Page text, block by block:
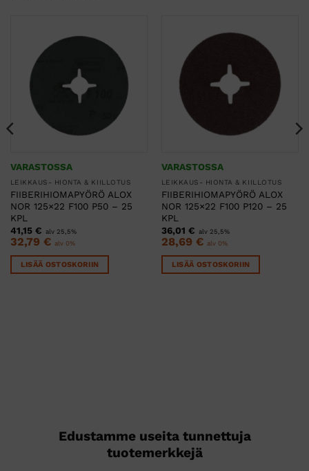
VARASTOSSA
LEIKKAUS- HIONTA & KIILLOTUS
FIIBERIHIOMAPYÖRÖ ALOX
NOR 125×22 F100 P50 – 25
KPL
41,15 € alv 25,5%
32,79 € alv 0%
LISÄÄ OSTOSKORIIN
VARASTOSSA
LEIKKAUS- HIONTA & KIILLOTUS
FIIBERIHIOMAPYÖRÖ ALOX
NOR 125×22 F100 P120 – 25
KPL
36,01 € alv 25,5%
28,69 € alv 0%
LISÄÄ OSTOSKORIIN
Edustamme useita tunnettuja
tuotemerkkejä